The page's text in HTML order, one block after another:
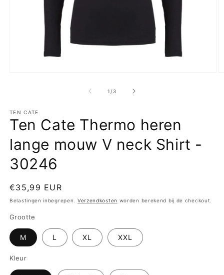
1 /van
3
TEN CATE
Ten Cate Thermo heren
lange mouw V neck Shirt -
30246
Normale
prijs
€35,99 EUR
Belastingen inbegrepen. Verzendkosten worden berekend bij de checkout.
Grootte
M L XL XXL
Kleur